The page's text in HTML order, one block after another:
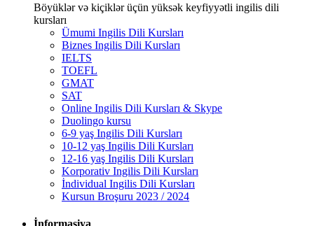
Böyüklər və kiçiklər üçün yüksək keyfiyyətli ingilis dili
kursları
Ümumi Ingilis Dili Kursları
Biznes Ingilis Dili Kursları
IELTS
TOEFL
GMAT
SAT
Online Ingilis Dili Kursları & Skype
Duolingo kursu
6-9 yaş Ingilis Dili Kursları
10-12 yaş Ingilis Dili Kursları
12-16 yaş Ingilis Dili Kursları
Korporativ Ingilis Dili Kursları
İndividual Ingilis Dili Kursları
Kursun Broşuru 2023 / 2024
İnformasiya